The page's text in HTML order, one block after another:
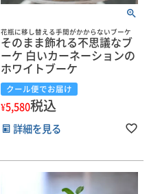
花瓶に移し替える手間がかからないブーケ
そのまま飾れる不思議なブ
ーケ 白いカーネーションの
ホワイトブーケ
クール便でお届け
¥5,580税込
詳細を見る